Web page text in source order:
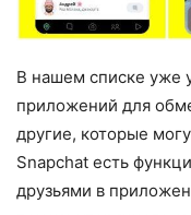
В нашем списке уже
приложений для
другие, которые
Snapchat есть
друзьями в